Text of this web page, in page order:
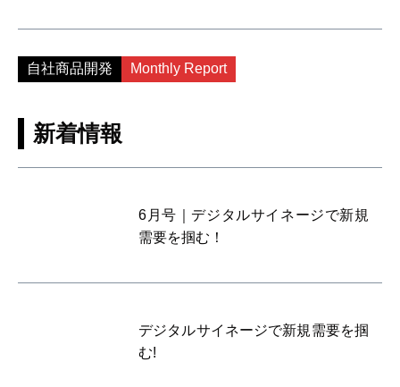
自社商品開発 Monthly Report
新着情報
6月号｜デジタルサイネージで新規
需要を掴む！
デジタルサイネージで新規需要を掴
む!